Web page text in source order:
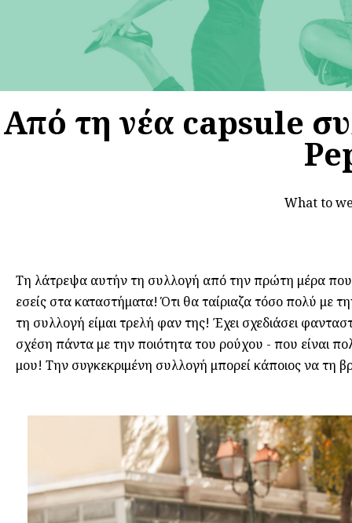
Από τη νέα capsule
What to
Τη λάτρεψα αυτήν τη συλλογή από την πρώτη μέρα που
εσείς στα καταστήματα! Ότι θα ταίριαζα τόσο πολύ
τη συλλογή είμαι τρελή φαν της! Έχει σχεδιάσει
σχέση πάντα με την ποιότητα του ρούχου - που είναι
μου! Την συγκεκριμένη συλλογή μπορεί κάποιος να τη